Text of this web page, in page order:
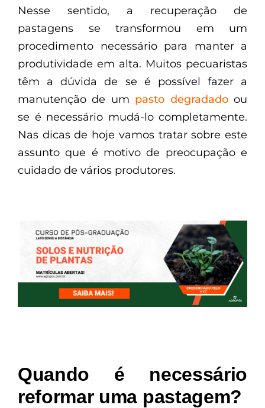
Nesse sentido, a recuperação de
pastagens se transformou em um
procedimento necessário para manter a
produtividade em alta. Muitos pecuaristas
têm a dúvida de se é possível fazer a
manutenção de um pasto degradadoou
se é necessário mudá-lo completamente.
Nas dicas de hoje vamos tratar sobre este
assunto que é motivo de preocupação e
cuidado de vários produtores.
Quando é necessário
reformar uma pastagem?